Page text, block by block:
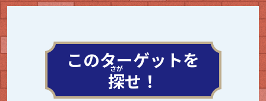
このターゲットを
探せ！